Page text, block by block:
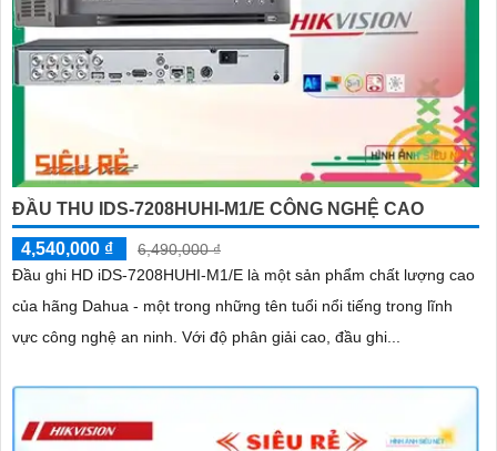
ĐẦU THU IDS-7208HUHI-M1/E CÔNG NGHỆ CAO
4,540,000 ₫
6,490,000 ₫
Đầu ghi HD iDS-7208HUHI-M1/E là một sản phẩm chất lượng cao
của hãng Dahua - một trong những tên tuổi nổi tiếng trong lĩnh
vực công nghệ an ninh. Với độ phân giải cao, đầu ghi...